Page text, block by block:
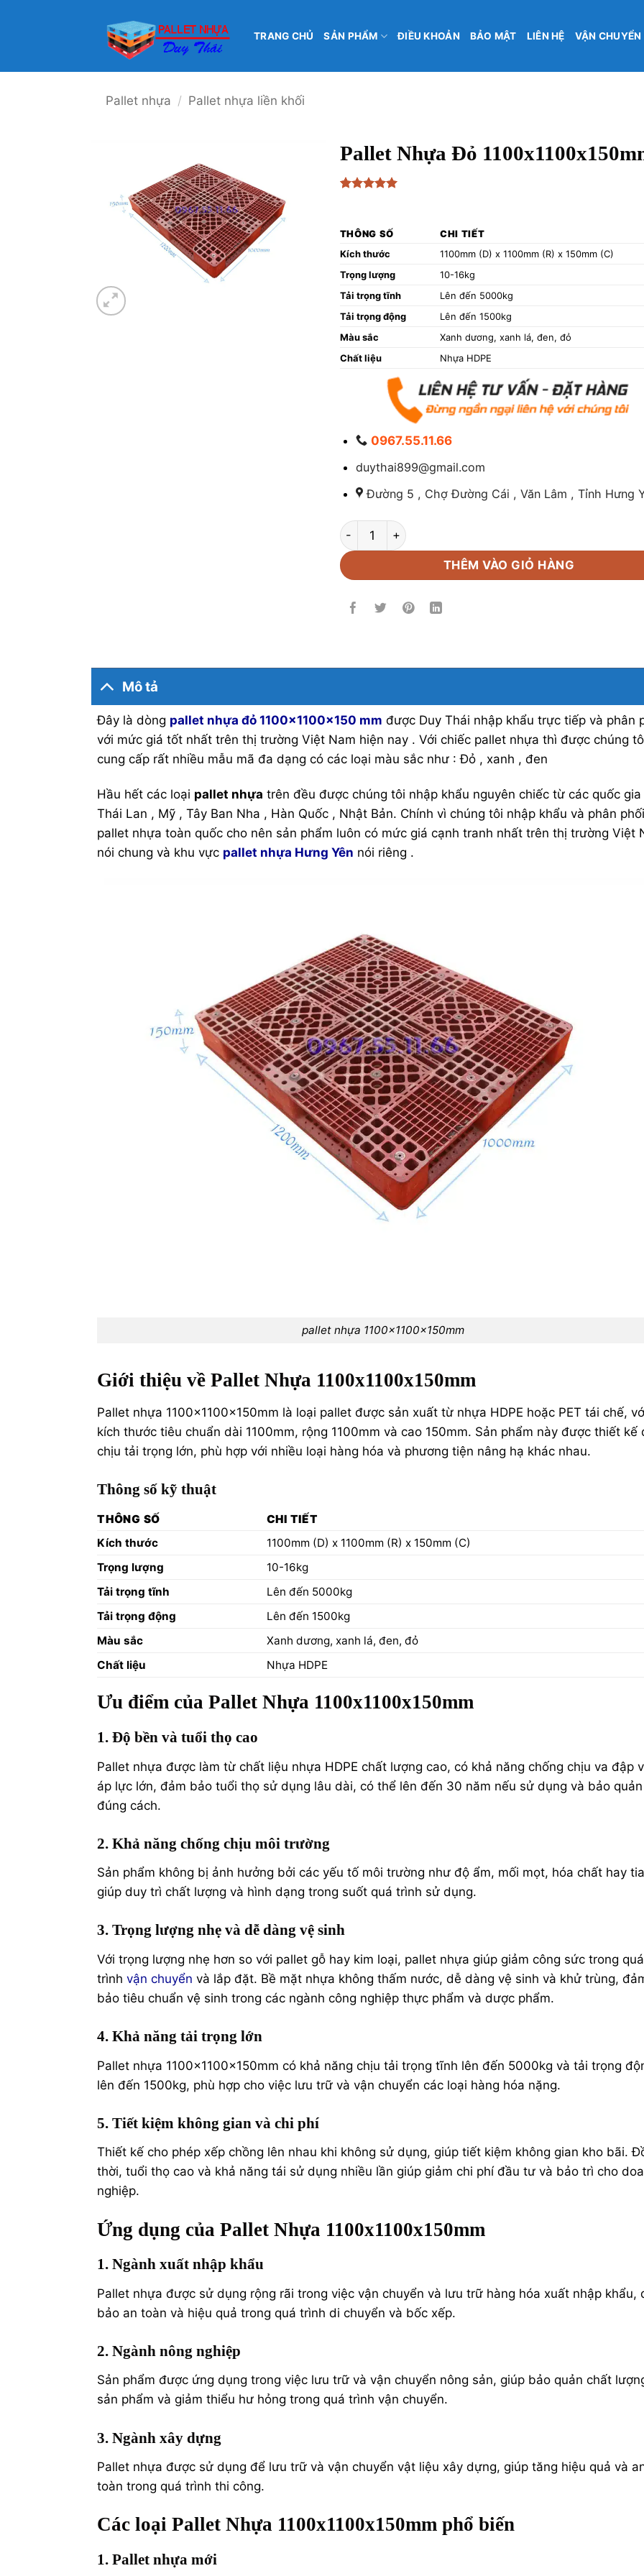
TRANG CHỦ SẢN PHẨM ĐIỀU KHOẢN BẢO MẬT LIÊN HỆ VẬN CHUYỂN
Pallet nhựa / Pallet nhựa liền khối
Pallet Nhựa Đỏ
THÔNG SỐ
CHI TIẾT
Kích thước
1100mm (D) x 1100mm (R) x 150mm (C)
Trọng lượng
10-16kg
Tải trọng tĩnh
Lên đến 5000kg
Tải trọng động
Lên đến 1500kg
Màu sắc
Xanh dương, xanh lá, đen, đỏ
Chất liệu
Nhựa HDPE
0967.55.11.66
duythai899@gmail.com
Đường 5 , Chợ Đường Cái , Văn Lâm , Tỉnh Hưng
Pallet Nhựa Đỏ 1100x1100x150mm số lượng
THÊM VÀO GIỎ HÀNG
Mô tả
Đây là dòng pallet nhựa đỏ 1100x1100x150 mm được Duy Thái nhập khẩu trực tiếp và phân
với mức giá tốt nhất trên thị trường Việt Nam hiện nay . Với chiếc pallet nhựa thì được chúng
cung cấp rất nhiều mẫu mã đa dạng có các loại màu sắc như : Đỏ , xanh , đen
Hầu hết các loại pallet nhựa trên đều được chúng tôi nhập khẩu nguyên chiếc từ các quốc
Thái Lan , Mỹ , Tây Ban Nha , Hàn Quốc , Nhật Bản. Chính vì chúng tôi nhập khẩu và phân phối
pallet nhựa toàn quốc cho nên sản phẩm luôn có mức giá cạnh tranh nhất trên thị trường Việt
nói chung và khu vực pallet nhựa Hưng Yên nói riêng .
pallet nhựa 1100x1100x150mm
Giới thiệu về Pallet Nhựa 1100x1100x150mm
Pallet nhựa 1100x1100x150mm là loại pallet được sản xuất từ nhựa HDPE hoặc PET tái chế,
kích thước tiêu chuẩn dài 1100mm, rộng 1100mm và cao 150mm. Sản phẩm này được thiết kế
chịu tải trọng lớn, phù hợp với nhiều loại hàng hóa và phương tiện nâng hạ khác nhau.
Thông số kỹ thuật
THÔNG SỐ
CHI TIẾT
Kích thước
1100mm (D) x 1100mm (R) x 150mm (C)
Trọng lượng
10-16kg
Tải trọng tĩnh
Lên đến 5000kg
Tải trọng động
Lên đến 1500kg
Màu sắc
Xanh dương, xanh lá, đen, đỏ
Chất liệu
Nhựa HDPE
Ưu điểm của Pallet Nhựa 1100x1100x150mm
1. Độ bền và tuổi thọ cao
Pallet nhựa được làm từ chất liệu nhựa HDPE chất lượng cao, có khả năng chống chịu va đập
áp lực lớn, đảm bảo tuổi thọ sử dụng lâu dài, có thể lên đến 30 năm nếu sử dụng và bảo quản
đúng cách.
2. Khả năng chống chịu môi trường
Sản phẩm không bị ảnh hưởng bởi các yếu tố môi trường như độ ẩm, mối mọt, hóa chất hay
giúp duy trì chất lượng và hình dạng trong suốt quá trình sử dụng.
3. Trọng lượng nhẹ và dễ dàng vệ sinh
Với trọng lượng nhẹ hơn so với pallet gỗ hay kim loại, pallet nhựa giúp giảm công sức trong quá
trình vận chuyển và lắp đặt. Bề mặt nhựa không thấm nước, dễ dàng vệ sinh và khử trùng,
bảo tiêu chuẩn vệ sinh trong các ngành công nghiệp thực phẩm và dược phẩm.
4. Khả năng tải trọng lớn
Pallet nhựa 1100x1100x150mm có khả năng chịu tải trọng tĩnh lên đến 5000kg và tải trọng
lên đến 1500kg, phù hợp cho việc lưu trữ và vận chuyển các loại hàng hóa nặng.
5. Tiết kiệm không gian và chi phí
Thiết kế cho phép xếp chồng lên nhau khi không sử dụng, giúp tiết kiệm không gian kho bãi.
thời, tuổi thọ cao và khả năng tái sử dụng nhiều lần giúp giảm chi phí đầu tư và bảo trì cho
nghiệp.
Ứng dụng của Pallet Nhựa 1100x1100x150mm
1. Ngành xuất nhập khẩu
Pallet nhựa được sử dụng rộng rãi trong việc vận chuyển và lưu trữ hàng hóa xuất nhập khẩu,
bảo an toàn và hiệu quả trong quá trình di chuyển và bốc xếp.
2. Ngành nông nghiệp
Sản phẩm được ứng dụng trong việc lưu trữ và vận chuyển nông sản, giúp bảo quản chất
sản phẩm và giảm thiểu hư hỏng trong quá trình vận chuyển.
3. Ngành xây dựng
Pallet nhựa được sử dụng để lưu trữ và vận chuyển vật liệu xây dựng, giúp tăng hiệu quả và
toàn trong quá trình thi công.
Các loại Pallet Nhựa 1100x1100x150mm phổ biến
1. Pallet nhựa mới